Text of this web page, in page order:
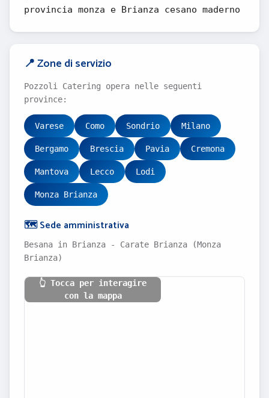
provincia monza e Brianza cesano maderno
📍 Zone di servizio
Pozzoli Catering opera nelle seguenti
province:
Varese Como Sondrio Milano
Bergamo Brescia Pavia Cremona
Mantova Lecco Lodi
Monza Brianza
🗺️ Sede amministrativa
Besana in Brianza - Carate Brianza (Monza
Brianza)
👆 Tocca per interagire
con la mappa